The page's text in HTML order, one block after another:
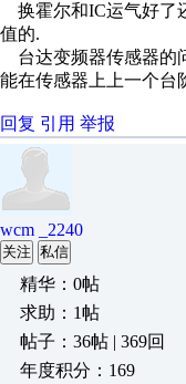
换霍尔和IC运气好了
值的.
台达变频器传感器的
能在传感器上上一个台
回复 引用 举报
wcm _2240
关注 私信
精华：0帖
求助：1帖
帖子：36帖 | 369回
年度积分：169